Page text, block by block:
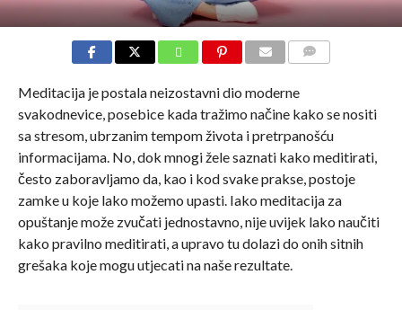
Meditacija je postala neizostavni dio moderne
svakodnevice, posebice kada tražimo načine kako se nositi
sa stresom, ubrzanim tempom života i pretrpanošću
informacijama. No, dok mnogi žele saznati kako meditirati,
često zaboravljamo da, kao i kod svake prakse, postoje
zamke u koje lako možemo upasti. Iako meditacija za
opuštanje može zvučati jednostavno, nije uvijek lako naučiti
kako pravilno meditirati, a upravo tu dolazi do onih sitnih
grešaka koje mogu utjecati na naše rezultate.